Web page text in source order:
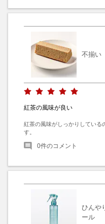
不揃い
紅茶の風味が良い
紅茶の風味がしっかりしている
す。
0件のコメント
ひんや
ール